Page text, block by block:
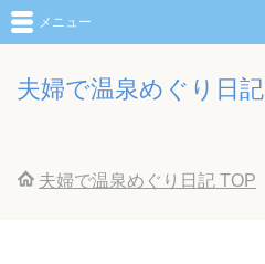
夫婦で温泉めぐり日記
メニュー
夫婦で温泉めぐり日記 TOP